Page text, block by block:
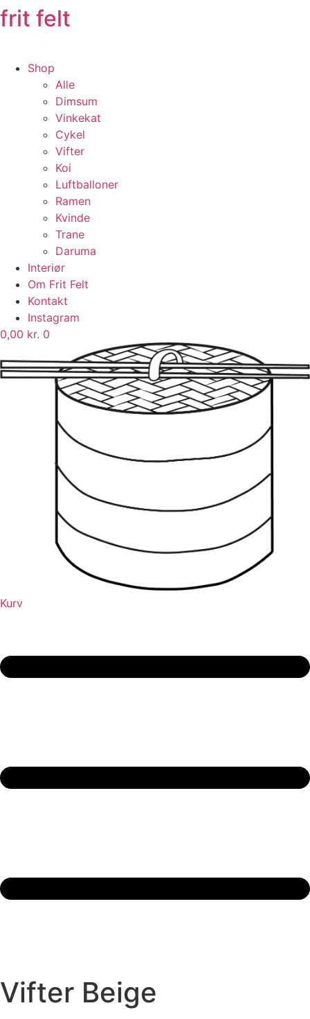
frit felt
Shop
Alle
Dimsum
Vinkekat
Cykel
Vifter
Koi
Luftballoner
Ramen
Kvinde
Trane
Daruma
Interiør
Om Frit Felt
Kontakt
Instagram
0,00 kr. 0
Kurv
Vifter Beige